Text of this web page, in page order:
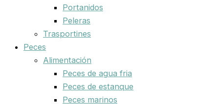
Portanidos
Peleras
Trasportines
Peces
Alimentación
Peces de agua fria
Peces de estanque
Peces marinos